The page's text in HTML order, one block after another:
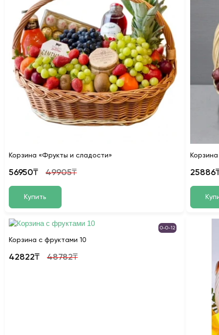
Корзина «Фрукты и сладости»
56950₸ 49905₸
Купить
0-0-12
Корзина с фруктами 10
42822₸ 48782₸